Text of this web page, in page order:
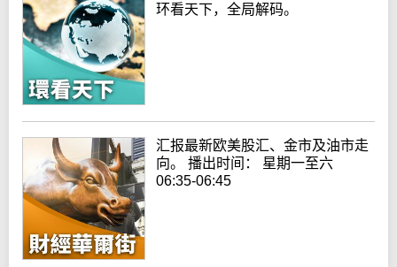
环看天下，全局解码。
汇报最新欧美股汇、金市及油市走
向。 播出时间： 星期一至六
06:35-06:45